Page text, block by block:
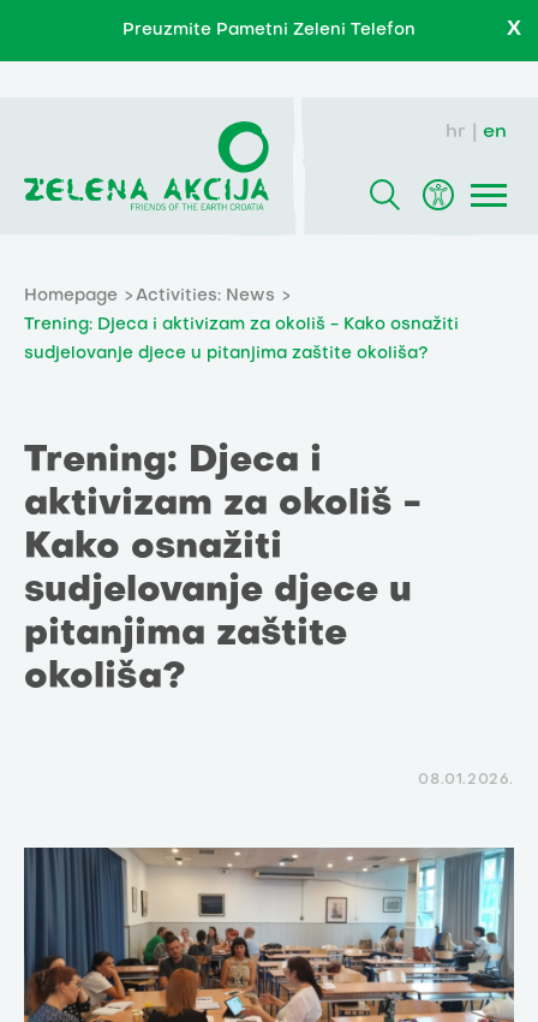
Preuzmite Pametni Zeleni Telefon X
hr en
Homepage
Activities: News
Trening: Djeca i aktivizam za okoliš - Kako osnažiti
sudjelovanje djece u pitanjima zaštite okoliša?
Trening: Djeca i
aktivizam za okoliš -
Kako osnažiti
sudjelovanje djece u
pitanjima zaštite
okoliša?
08.01.2026.